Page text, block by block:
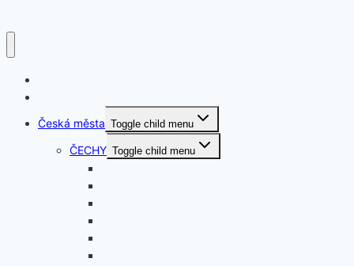
Česká města Toggle child menu
ČECHY Toggle child menu